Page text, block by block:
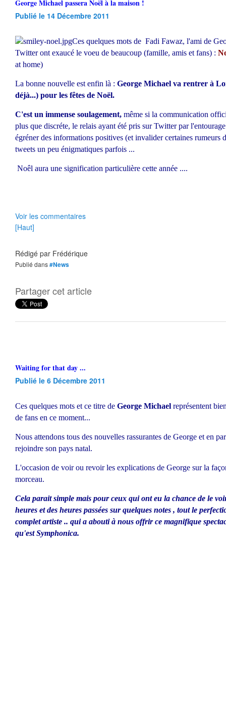
George Michael passera Noël à la maison !
Publié le 14 Décembre 2011
Ces quelques mots de Fadi Fawaz, l'ami de
Twitter ont exaucé le voeu de beaucoup (famille, amis et fans) :
at home)
La bonne nouvelle est enfin là : George Michael va rentrer à
déjà...) pour les fêtes de Noël.
C'est un immense soulagement, même si la communication
plus que discréte, le relais ayant été pris sur Twitter par
égréner des informations positives (et invalider certaines rumeurs
tweets un peu énigmatiques parfois ...
Noêl aura une signification particulière cette année ....
Voir les commentaires
[Haut]
Rédigé par Frédérique
Publié dans#News
Partager cet article
Waiting for that day ...
Publié le 6 Décembre 2011
Ces quelques mots et ce titre de George Michael représentent
de fans en ce moment...
Nous attendons tous des nouvelles rassurantes de George et en
rejoindre son pays natal.
L'occasion de voir ou revoir les explications de George sur la
morceau.
Cela parait simple mais pour ceux qui ont eu la chance de le
heures et des heures passées sur quelques notes , tout le
complet artiste .. qui a abouti à nous offrir ce magnifique
qu'est Symphonica.